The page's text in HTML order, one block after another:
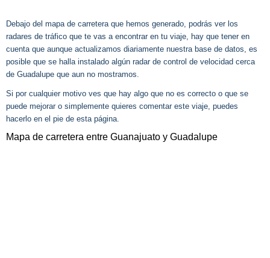
Debajo del mapa de carretera que hemos generado, podrás ver los
radares de tráfico que te vas a encontrar en tu viaje, hay que tener en
cuenta que aunque actualizamos diariamente nuestra base de datos, es
posible que se halla instalado algún radar de control de velocidad cerca
de Guadalupe que aun no mostramos.
Si por cualquier motivo ves que hay algo que no es correcto o que se
puede mejorar o simplemente quieres comentar este viaje, puedes
hacerlo en el pie de esta página.
Mapa de carretera entre Guanajuato y Guadalupe